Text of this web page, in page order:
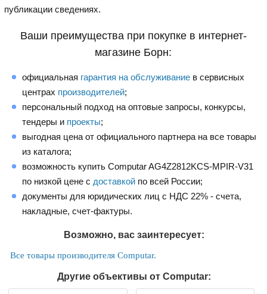
публикации сведениях.
Ваши преимущества при покупке в интернет-
магазине Борн:
официальная гарантия на обслуживание в сервисных
центрах производителей;
персональный подход на оптовые запросы, конкурсы,
тендеры и проекты;
выгодная цена от официального партнера на все товары
из каталога;
возможность купить Computar AG4Z2812KCS-MPIR-V31
по низкой цене с доставкой по всей России;
документы для юридических лиц с НДС 22% - счета,
накладные, счет-фактуры.
Возможно, вас заинтересует:
Все товары производителя Computar.
Другие объективы от Computar: